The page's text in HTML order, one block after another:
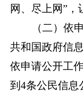
网、尽上网”
（二）依
共和国政府信
依申请公开工
到 4条公民信息